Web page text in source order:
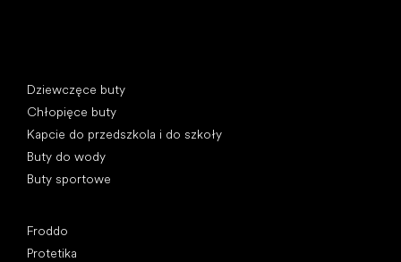
Dziewczęce buty
Chłopięce buty
Kapcie do przedszkola i do szkoły
Buty do wody
Buty sportowe
Froddo
Protetika